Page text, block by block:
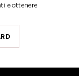
e ottenere